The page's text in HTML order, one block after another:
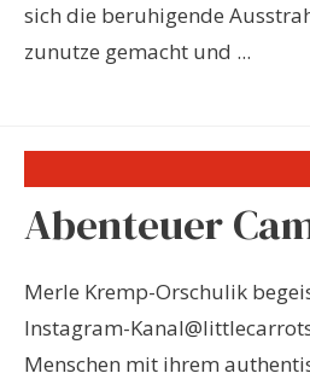
sich die beruhigende
zunutze gemacht und ...
Abenteuer
Merle Kremp-Orschulik
Instagram-
Menschen mit ihrem